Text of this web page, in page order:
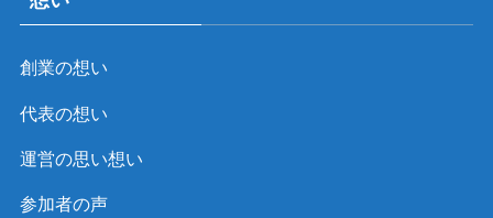
創業の想い
代表の想い
運営の思い想い
参加者の声